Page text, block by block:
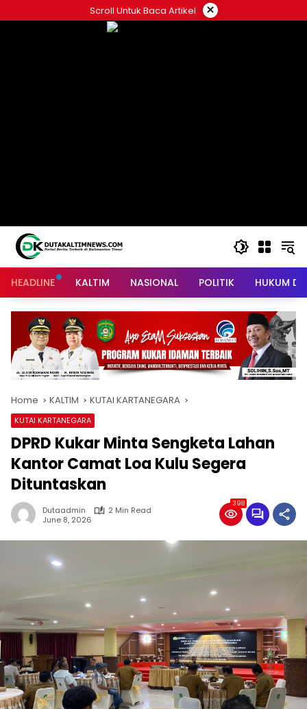
to
Scroll Untuk Baca Artikel ×
HEADLINE KALTIM NASIONAL POLITIK HUKUM
Home KALTIM KUTAI KARTANEGARA
KUTAI KARTANEGARA
DPRD Kukar Minta Sengketa Lahan
Kantor Camat Loa Kulu Segera
Dituntaskan
Dutaadmin
2 Min Read
June 8, 2026
398